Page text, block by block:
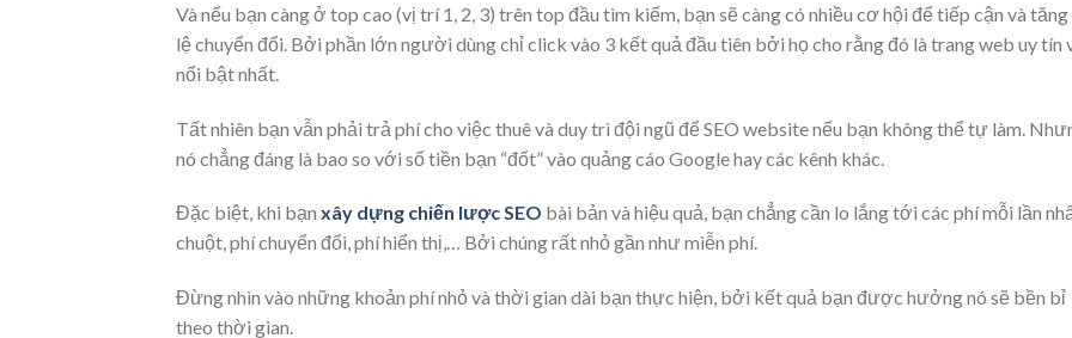
Và nếu bạn càng ở top cao (vị trí 1, 2, 3) trên top đầu tìm kiếm, bạn sẽ càng có nhiều cơ hội để tiếp cận và
lệ chuyển đổi. Bởi phần lớn người dùng chỉ click vào 3 kết quả đầu tiên bởi họ cho rằng đó là trang web uy tín
nổi bật nhất.
Tất nhiên bạn vẫn phải trả phí cho việc thuê và duy trì đội ngũ để SEO website nếu bạn không thể tự làm.
nó chẳng đáng là bao so với số tiền bạn “đốt” vào quảng cáo Google hay các kênh khác.
Đặc biệt, khi bạn xây dựng chiến lược SEO bài bản và hiệu quả, bạn chẳng cần lo lắng tới các phí mỗi lần
chuột, phí chuyển đổi, phí hiển thị,… Bởi chúng rất nhỏ gần như miễn phí.
Đừng nhìn vào những khoản phí nhỏ và thời gian dài bạn thực hiện, bởi kết quả bạn được hưởng nó sẽ bền bỉ
theo thời gian.